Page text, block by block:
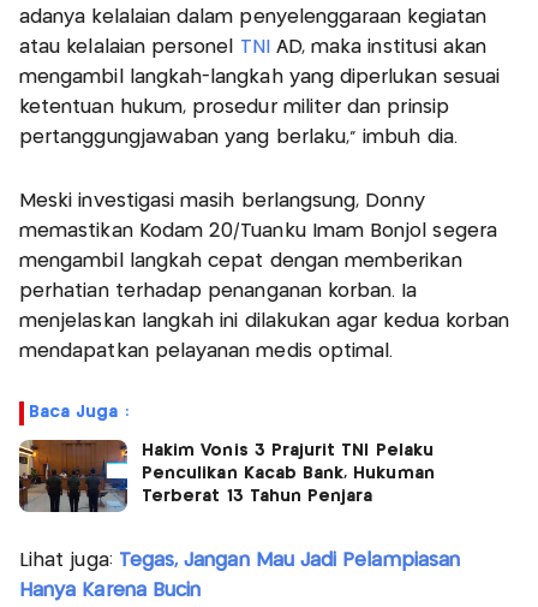
adanya kelalaian dalam penyelenggaraan kegiatan
atau kelalaian personel
TNI
AD, maka institusi akan
mengambil langkah-langkah yang diperlukan sesuai
ketentuan hukum, prosedur militer dan prinsip
pertanggungjawaban yang berlaku," imbuh dia.
Meski investigasi masih berlangsung, Donny
memastikan Kodam 20/Tuanku Imam Bonjol segera
mengambil langkah cepat dengan memberikan
perhatian terhadap penanganan korban. Ia
menjelaskan langkah ini dilakukan agar kedua korban
mendapatkan pelayanan medis optimal.
Baca Juga :
Hakim Vonis 3 Prajurit TNI Pelaku
Penculikan Kacab Bank, Hukuman
Terberat 13 Tahun Penjara
Lihat juga: Tegas, Jangan Mau Jadi Pelampiasan
Hanya Karena Bucin